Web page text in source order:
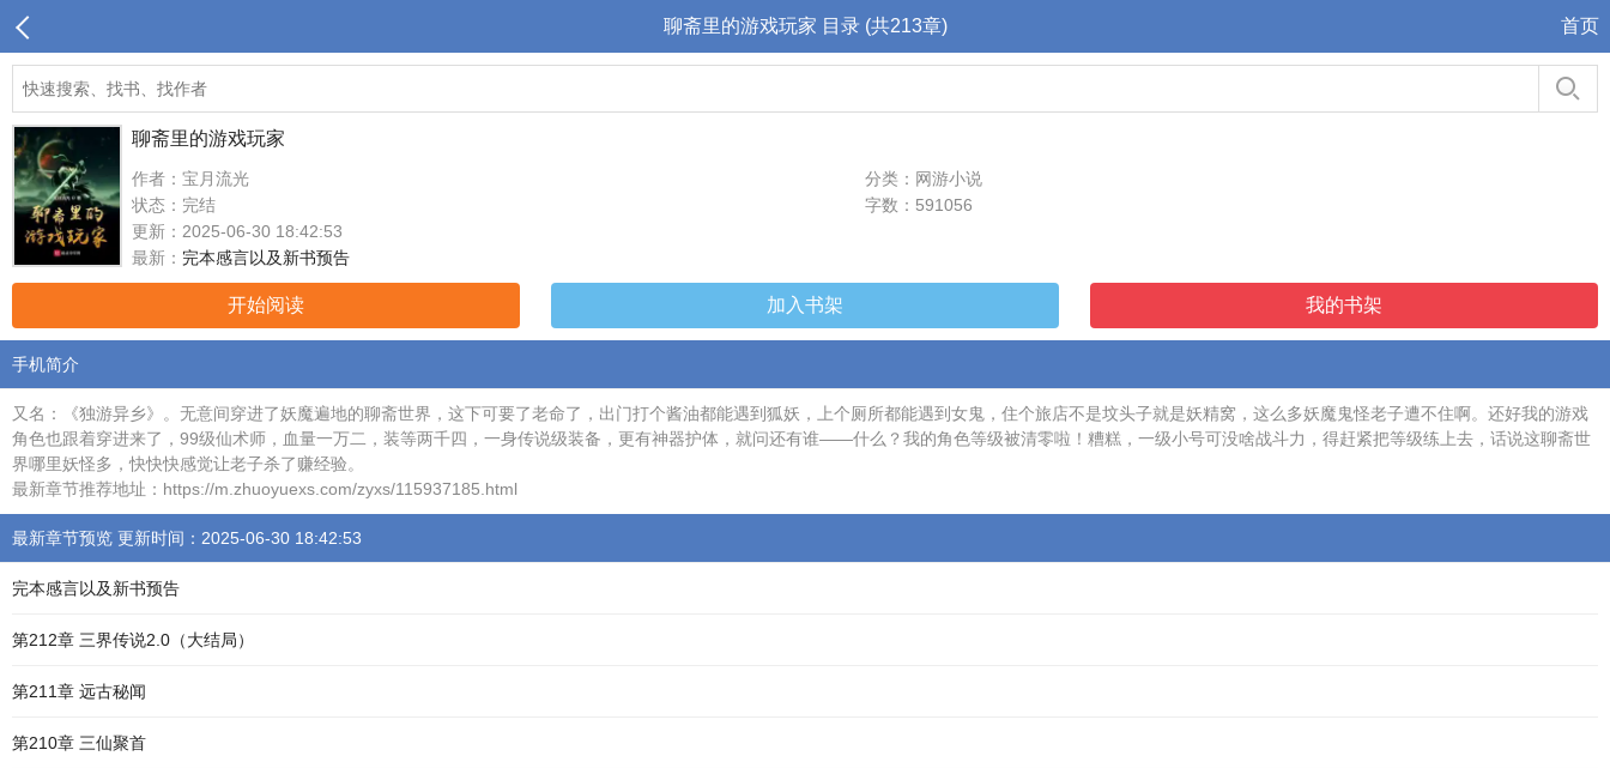
聊斋里的游戏玩家 目录 (共213章) 首页
聊斋里的游戏玩家
作者：宝月流光
分类：网游小说
状态：完结
字数：591056
更新：2025-06-30 18:42:53
最新： 完本感言以及新书预告
开始阅读 加入书架 我的书架
手机简介
又名：《独游异乡》。无意间穿进了妖魔遍地的聊斋世界，这下可要了老命了，出门打个酱油都能遇到狐妖，上个厕所都能遇到女鬼，住个旅店不是坟头子就是妖精窝，这么多妖魔鬼怪老子遭不住啊。还好我的游戏
角色也跟着穿进来了，99级仙术师，血量一万二，装等两千四，一身传说级装备，更有神器护体，就问还有谁——什么？我的角色等级被清零啦！糟糕，一级小号可没啥战斗力，得赶紧把等级练上去，话说这聊斋世
界哪里妖怪多，快快快感觉让老子杀了赚经验。
最新章节推荐地址：https://m.zhuoyuexs.com/zyxs/115937185.html
最新章节预览 更新时间：2025-06-30 18:42:53
完本感言以及新书预告
第212章 三界传说2.0（大结局）
第211章 远古秘闻
第210章 三仙聚首